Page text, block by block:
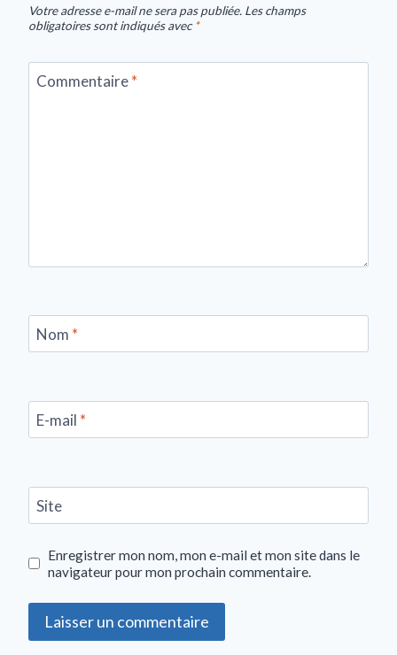
Votre adresse e-mail ne sera pas publiée. Les champs
obligatoires sont indiqués avec*
Commentaire*
Nom *
E-mail *
Site
Enregistrer mon nom, mon e-mail et mon site dans le
navigateur pour mon prochain commentaire.